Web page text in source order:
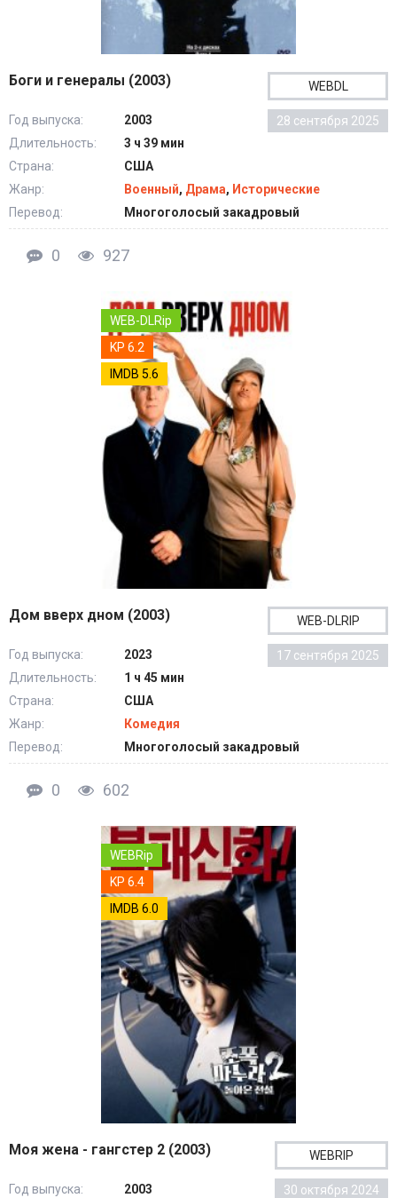
Боги и генералы (2003) WEBDL
28 сентября 2025
Год выпуска:
2003
Длительность:
3 ч 39 мин
Страна:
США
Жанр:
Военный, Драма, Исторические
Перевод:
Многоголосый закадровый
0 927
WEB-DLRip
KP 6.2
IMDB 5.6
Дом вверх дном (2003) WEB-DLRIP
17 сентября 2025
Год выпуска:
2023
Длительность:
1 ч 45 мин
Страна:
США
Жанр:
Комедия
Перевод:
Многоголосый закадровый
0 602
WEBRip
KP 6.4
IMDB 6.0
Моя жена - гангстер 2 (2003) WEBRIP
30 октября 2024
Год выпуска:
2003